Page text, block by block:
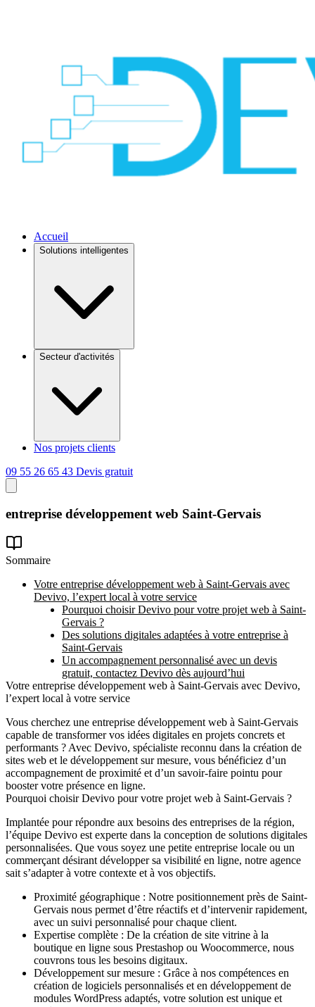
Accueil
Solutions intelligentes
Secteur d'activités
Nos projets clients
09 55 26 65 43 Devis gratuit
entreprise développement web Saint-Gervais
Sommaire
Votre entreprise développement web à Saint-Gervais avec
Devivo, l’expert local à votre service
Pourquoi choisir Devivo pour votre projet web à Saint-
Gervais ?
Des solutions digitales adaptées à votre entreprise à
Saint-Gervais
Un accompagnement personnalisé avec un devis
gratuit, contactez Devivo dès aujourd’hui
Votre entreprise développement web à Saint-Gervais avec Devivo,
l’expert local à votre service
Vous cherchez une entreprise développement web à Saint-Gervais
capable de transformer vos idées digitales en projets concrets et
performants ? Avec Devivo, spécialiste reconnu dans la création de
sites web et le développement sur mesure, vous bénéficiez d’un
accompagnement de proximité et d’un savoir-faire pointu pour
booster votre présence en ligne.
Pourquoi choisir Devivo pour votre projet web à Saint-Gervais ?
Implantée pour répondre aux besoins des entreprises de la région,
l’équipe Devivo est experte dans la conception de solutions digitales
personnalisées. Que vous soyez une petite entreprise locale ou un
commerçant désirant développer sa visibilité en ligne, notre agence
sait s’adapter à votre contexte et à vos objectifs.
Proximité géographique : Notre positionnement près de Saint-
Gervais nous permet d’être réactifs et d’intervenir rapidement,
avec un suivi personnalisé pour chaque client.
Expertise complète : De la création de site vitrine à la
boutique en ligne sous Prestashop ou Woocommerce, nous
couvrons tous les besoins digitaux.
Développement sur mesure : Grâce à nos compétences en
création de logiciels personnalisés et en développement de
modules WordPress adaptés, votre solution est unique et